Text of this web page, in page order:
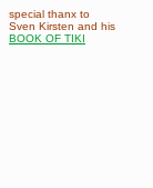
special thanx to
Sven Kirsten and his
BOOK OF TIKI